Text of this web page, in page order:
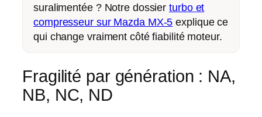
suralimentée ? Notre dossierturbo et
compresseur sur Mazda MX-5 explique ce
qui change vraiment côté fiabilité moteur.
Fragilité par génération : NA,
NB, NC, ND